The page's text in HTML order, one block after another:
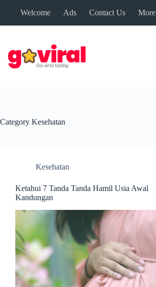
Welcome Ads Contact Us More
Category Kesehatan
Kesehatan
Ketahui 7 Tanda Tanda Hamil Usia Awal
Kandungan